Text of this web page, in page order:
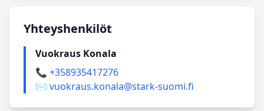
Yhteyshenkilöt
Vuokraus Konala
📞 +358935417276
✉️ vuokraus.konala@stark-suomi.fi